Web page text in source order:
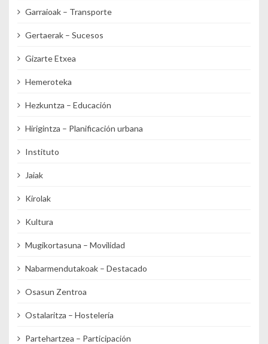
Garraioak – Transporte
Gertaerak – Sucesos
Gizarte Etxea
Hemeroteka
Hezkuntza – Educación
Hirigintza – Planificación urbana
Instituto
Jaiak
Kirolak
Kultura
Mugikortasuna – Movilidad
Nabarmendutakoak – Destacado
Osasun Zentroa
Ostalaritza – Hostelería
Partehartzea – Participación